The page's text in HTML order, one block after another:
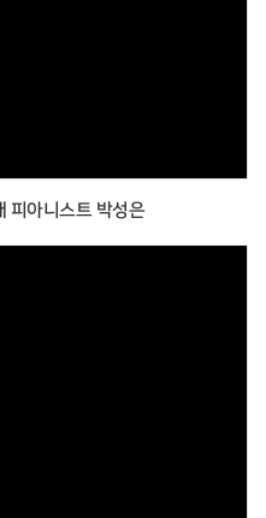
피아니스트 박성은